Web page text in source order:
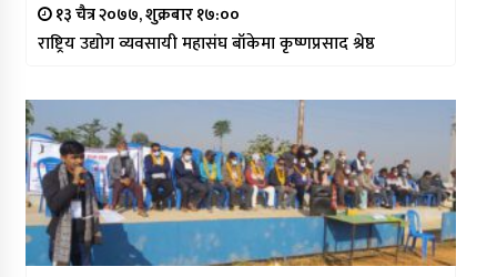
१३ चैत्र २०७७, शुक्रबार १७:००
राष्ट्रिय उद्योग व्यवसायी महासंघ बाँकेमा कृष्णप्रसाद श्रेष्ठ